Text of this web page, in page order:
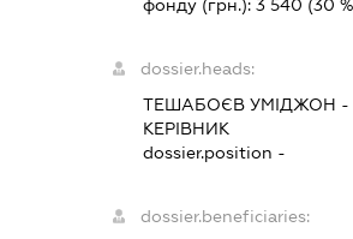
фонду (грн.):3 540 (30
dossier.heads:
ТЕШАБОЄВ УМІДЖОН -
КЕРІВНИК
dossier.position -
dossier.beneficiaries: